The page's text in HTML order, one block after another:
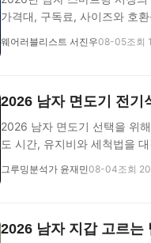
가격대, 구독료, 사이즈와 호
웨어러블리스트 서진우08-05조회
2026 남자 면도기 전기
2026 남자 면도기 선택을 위
도 시간, 유지비와 세척법을
그루밍분석가 윤재민08-04조회 20
2026 남자 지갑 고르는